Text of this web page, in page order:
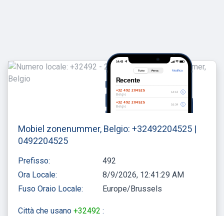
Mobiel zonenummer, Belgio: +32492204525 |
0492204525
Prefisso:
492
Ora Locale:
8/9/2026, 12:41:29 AM
Fuso Oraio Locale:
Europe/Brussels
Città che usano +32492 :